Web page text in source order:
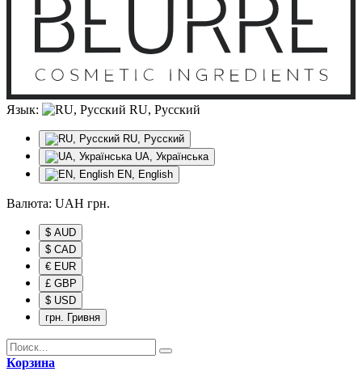
Язык: RU, Русский
RU, Русский
UA, Українська
EN, English
Валюта: UAH грн.
$ AUD
$ CAD
€ EUR
£ GBP
$ USD
грн. Гривня
Корзина